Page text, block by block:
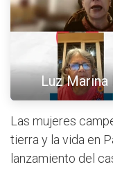
Luz Marina
Las mujeres
tierra y la vida en
lanzamiento del